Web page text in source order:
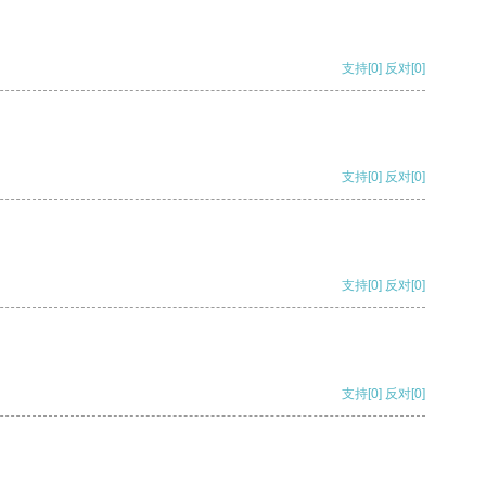
支持[0] 反对[0]
支持[0] 反对[0]
支持[0] 反对[0]
支持[0] 反对[0]